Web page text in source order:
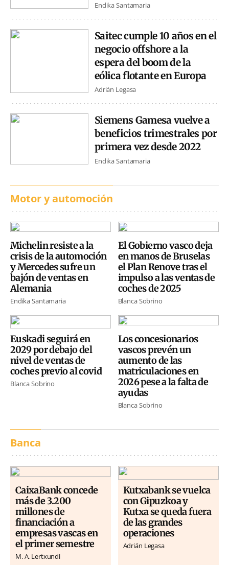
Endika Santamaria
Saitec cumple 10 años en el
negocio offshore a la
espera del boom de la
eólica flotante en Europa
Adrián Legasa
Siemens Gamesa vuelve a
beneficios trimestrales por
primera vez desde 2022
Endika Santamaria
Motor y automoción
Michelin resiste a la
crisis de la automoción
y Mercedes sufre un
bajón de ventas en
Alemania
Endika Santamaria
El Gobierno vasco deja
en manos de Bruselas
el Plan Renove tras el
impulso a las ventas de
coches de 2025
Blanca Sobrino
Euskadi seguirá en
2029 por debajo del
nivel de ventas de
coches previo al covid
Blanca Sobrino
Los concesionarios
vascos prevén un
aumento de las
matriculaciones en
2026 pese a la falta de
ayudas
Blanca Sobrino
Banca
CaixaBank concede
más de 3.200
millones de
financiación a
empresas vascas en
el primer semestre
M. A. Lertxundi
Kutxabank se vuelca
con Gipuzkoa y
Kutxa se queda fuera
de las grandes
operaciones
Adrián Legasa